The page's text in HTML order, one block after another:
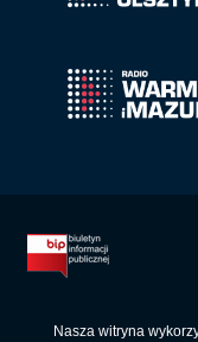
Nasza witryna